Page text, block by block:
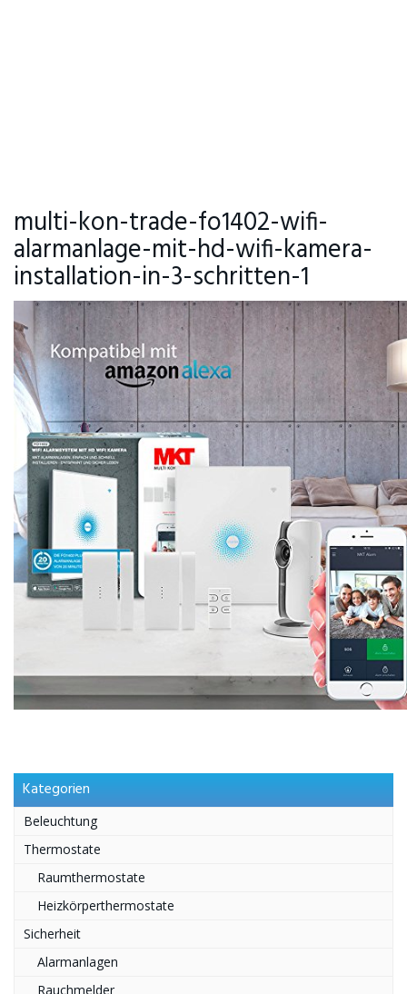
multi-kon-trade-fo1402-wifi-
alarmanlage-mit-hd-wifi-kamera-
installation-in-3-schritten-1
Kategorien
Beleuchtung
Thermostate
Raumthermostate
Heizkörperthermostate
Sicherheit
Alarmanlagen
Rauchmelder